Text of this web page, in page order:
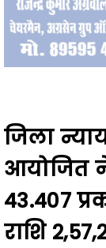
जिला
आयोजित
43.407
राशि